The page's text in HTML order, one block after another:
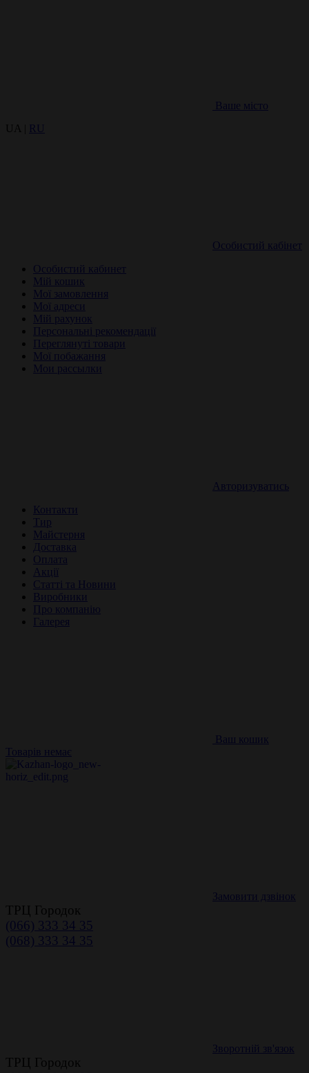
Ваше місто
UA |
RU
Особистий кабінет
Особистий кабинет
Мій кошик
Мої замовлення
Мої адреси
Мій рахунок
Персональні рекомендації
Переглянуті товари
Мої побажання
Мои рассылки
Авторизуватись
Контакти
Тир
Майстерня
Доставка
Оплата
Акції
Статті та Новини
Виробники
Про компанію
Галерея
Ваш кошик
Товарів немає
Замовити дзвінок
ТРЦ Городок
(066) 333 34 35
(068) 333 34 35
Зворотній зв'язок
ТРЦ Городок